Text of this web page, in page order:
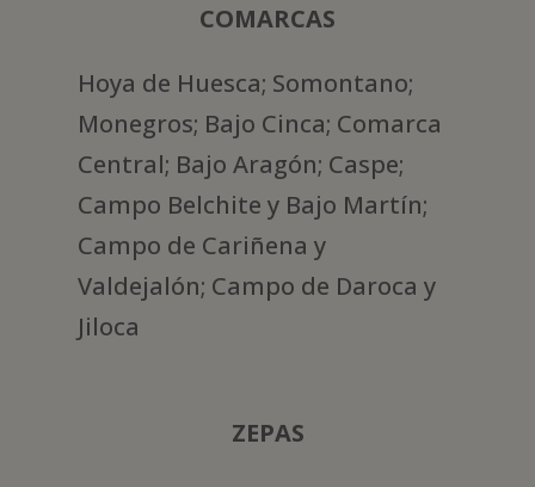
COMARCAS
Hoya de Huesca; Somontano;
Monegros; Bajo Cinca; Comarca
Central; Bajo Aragón; Caspe;
Campo Belchite y Bajo Martín;
Campo de Cariñena y
Valdejalón; Campo de Daroca y
Jiloca
ZEPAS